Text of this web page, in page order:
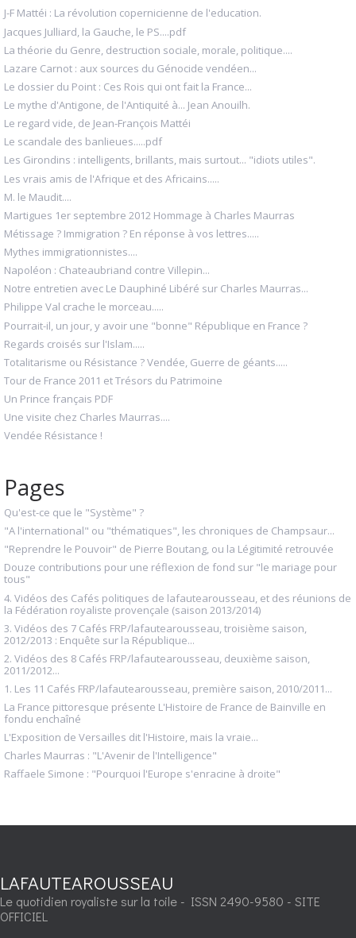
J-F Mattéi : La révolution copernicienne de l'education.
Jacques Julliard, la Gauche, le PS....pdf
La théorie du Genre, destruction sociale, morale, politique....
Lazare Carnot : aux sources du Génocide vendéen...
Le dossier du Point : Ces Rois qui ont fait la France...
Le mythe d'Antigone, de l'Antiquité à... Jean Anouilh.
Le regard vide, de Jean-François Mattéi
Le scandale des banlieues.....pdf
Les Girondins : intelligents, brillants, mais surtout... "idiots utiles".
Les vrais amis de l'Afrique et des Africains.....
M. le Maudit....
Martigues 1er septembre 2012 Hommage à Charles Maurras
Métissage ? Immigration ? En réponse à vos lettres.....
Mythes immigrationnistes....
Napoléon : Chateaubriand contre Villepin...
Notre entretien avec Le Dauphiné Libéré sur Charles Maurras...
Philippe Val crache le morceau.....
Pourrait-il, un jour, y avoir une "bonne" République en France ?
Regards croisés sur l'Islam.....
Totalitarisme ou Résistance ? Vendée, Guerre de géants.....
Tour de France 2011 et Trésors du Patrimoine
Un Prince français PDF
Une visite chez Charles Maurras....
Vendée Résistance !
Pages
Qu'est-ce que le "Système" ?
"A l'international" ou "thématiques", les chroniques de Champsaur...
"Reprendre le Pouvoir" de Pierre Boutang, ou la Légitimité retrouvée
Douze contributions pour une réflexion de fond sur "le mariage pour
tous"
4. Vidéos des Cafés politiques de lafautearousseau, et des réunions de
la Fédération royaliste provençale (saison 2013/2014)
3. Vidéos des 7 Cafés FRP/lafautearousseau, troisième saison,
2012/2013 : Enquête sur la République...
2. Vidéos des 8 Cafés FRP/lafautearousseau, deuxième saison,
2011/2012...
1. Les 11 Cafés FRP/lafautearousseau, première saison, 2010/2011...
La France pittoresque présente L'Histoire de France de Bainville en
fondu enchaîné
L'Exposition de Versailles dit l'Histoire, mais la vraie...
Charles Maurras : "L'Avenir de l'Intelligence"
Raffaele Simone : "Pourquoi l'Europe s'enracine à droite"
LAFAUTEAROUSSEAU
Le quotidien royaliste sur la toile - ISSN 2490-9580 - SITE
OFFICIEL